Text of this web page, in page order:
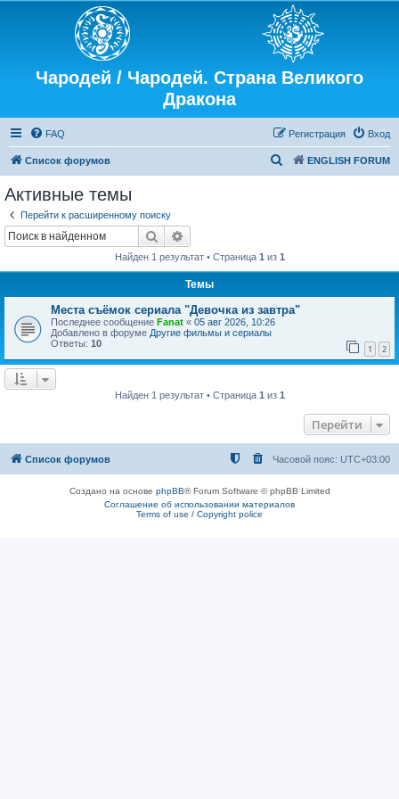
Чародей / Чародей. Страна Великого
Дракона
FAQ Вход
Регистрация
Список форумов ENGLISH FORUM
Активные темы
Перейти к расширенному поиску
Поиск
Найден 1 результат • Страница 1 из 1
Темы
Места съёмок сериала "Девочка из завтра"
Последнее сообщение Fanat « 05 авг 2026, 10:26
Добавлено в форуме Другие фильмы и сериалы
Ответы: 10 1 2
Найден 1 результат • Страница 1 из 1
Перейти
Список форумов Часовой пояс: UTC+03:00
Создано на основе phpBB® Forum Software © phpBB Limited
Соглашение об использовании материалов
Terms of use / Copyright police